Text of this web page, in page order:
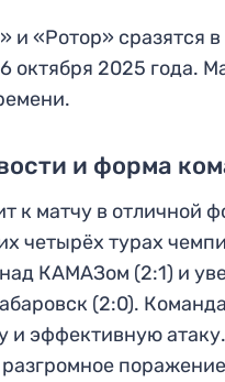
«Ротор» сразятся в
октября 2025 года.
и форма
к матчу в отличной
четырёх турах
КАМАЗом (2:1) и
(2:0).
и эффективную